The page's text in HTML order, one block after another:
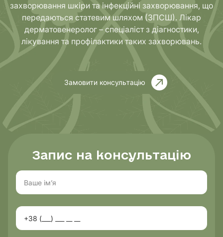
захворювання шкіри та інфекційні захворювання, що
передаються статевим шляхом (ЗПСШ). Лікар
дерматовенеролог – спеціаліст з діагностики,
лікування та профілактики таких захворювань.
Замовити консультацію
Запис на консультацію